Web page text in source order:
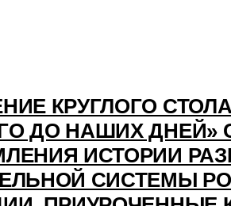
КРУГЛОГО
ДО НАШИХ ДНЕЙ»
ИСТОРИИ
СИСТЕМЫ